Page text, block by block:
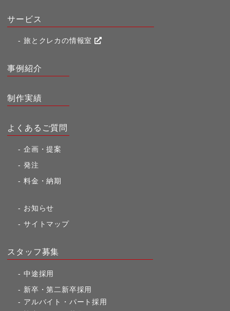
サービス
旅とクレカの情報室
事例紹介
制作実績
よくあるご質問
企画・提案
発注
料金・納期
お知らせ
サイトマップ
スタッフ募集
中途採用
新卒・第二新卒採用
アルバイト・パート採用